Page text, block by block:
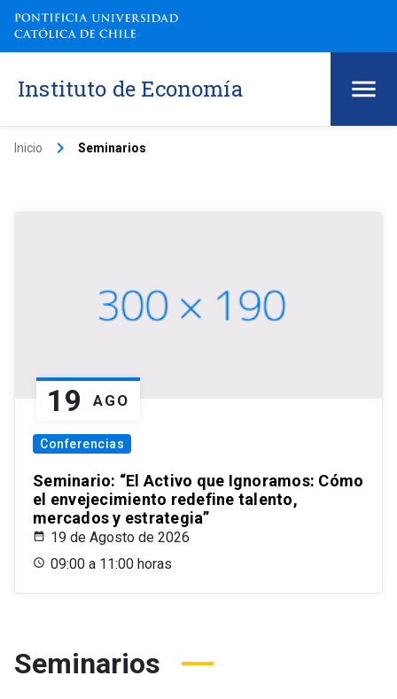
Instituto de Economía
Inicio keyboard_arrow_right Seminarios
19 AGO
Conferencias
Seminario: “El Activo que Ignoramos: Cómo
el envejecimiento redefine talento,
mercados y estrategia”
19 de Agosto de 2026
09:00 a 11:00 horas
Seminarios